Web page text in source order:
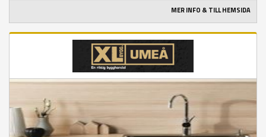
MER INFO & TILL HEMSIDA